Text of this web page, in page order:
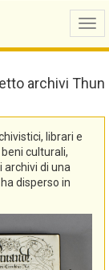
archivi Thun
librari e
culturali,
archivi di una
disperso in